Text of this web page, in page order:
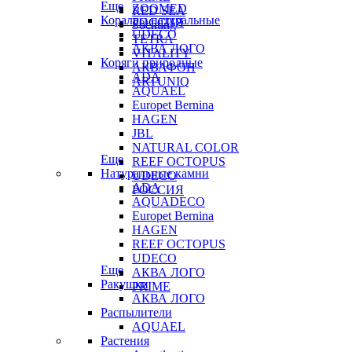
RED SEA
Sochting
TETRA
VITALITY
АКВАФОН
ARTUNIQ
ZOOMED
РОССИЯ
Еще
Кораллы натуральные
UDECO
АКВА ЛОГО
Коряги природные
ADA
AQUAEL
Europet Bernina
HAGEN
JBL
NATURAL COLOR
REEF OCTOPUS
UDECO
РОССИЯ
Еще
Натуральные камни
ADA
AQUADECO
Europet Bernina
HAGEN
REEF OCTOPUS
UDECO
АКВА ЛОГО
PRIME
Еще
Ракушки
АКВА ЛОГО
Распылители
AQUAEL
Растения